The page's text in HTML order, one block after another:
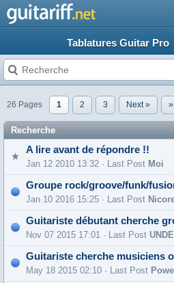
Tablatures Guitar Pro
26 Pages 1 2 3 Next » »|
Recherche
A lire avant de répondre !!
Jan 12 2010 13:32 · Last Post Moi
Jan 10 2016 15:25 · Last Post
Guitariste débutant cherche
Nov 07 2015 17:01 · Last Post
Guitariste cherche musiciens
May 18 2015 02:10 · Last Post